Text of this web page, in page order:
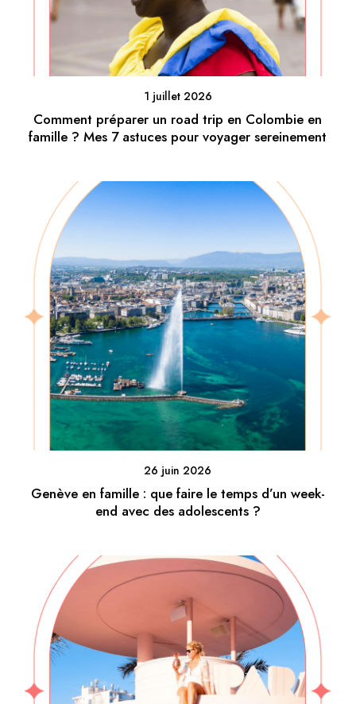
1 juillet 2026
Comment préparer un road trip en Colombie en
famille ? Mes 7 astuces pour voyager sereinement
26 juin 2026
Genève en famille : que faire le temps d’un week-
end avec des adolescents ?